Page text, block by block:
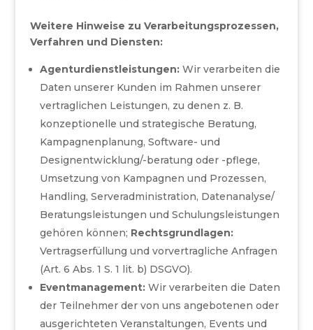
Weitere Hinweise zu Verarbeitungsprozessen,
Verfahren und Diensten:
Agenturdienstleistungen: Wir verarbeiten die
Daten unserer Kunden im Rahmen unserer
vertraglichen Leistungen, zu denen z. B.
konzeptionelle und strategische Beratung,
Kampagnenplanung, Software- und
Designentwicklung/-beratung oder -pflege,
Umsetzung von Kampagnen und Prozessen,
Handling, Serveradministration, Datenanalyse/
Beratungsleistungen und Schulungsleistungen
gehören können; Rechtsgrundlagen:
Vertragserfüllung und vorvertragliche Anfragen
(Art. 6 Abs. 1 S. 1 lit. b) DSGVO).
Eventmanagement: Wir verarbeiten die Daten
der Teilnehmer der von uns angebotenen oder
ausgerichteten Veranstaltungen, Events und